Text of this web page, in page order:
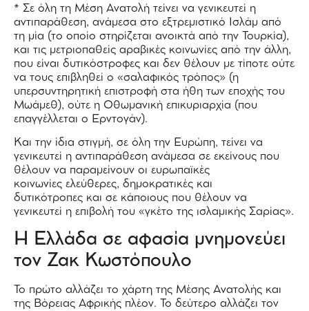
* Σε όλη τη Μέση Ανατολή τείνει να γενικευτεί η
αντιπαράθεση, ανάμεσα στο εξτρεμιστικό Ισλάμ από
τη μία (το οποίο στηρίζεται ανοικτά από την Τουρκία),
και τις μετριοπαθείς αραβικές κοινωνίες από την άλλη,
που είναι δυτικόστροφες και δεν θέλουν με τίποτε ούτε
να τους επιβληθεί ο «σαλαφικός τρόπος» (η
υπερσυντηρητική επιστροφή στα ήθη των εποχής του
Μωάμεθ), ούτε η Οθωμανική επικυριαρχία (που
επαγγέλλεται ο Ερντογάν).
Και την ίδια στιγμή, σε όλη την Ευρώπη, τείνει να
γενικευτεί η αντιπαράθεση ανάμεσα σε εκείνους που
θέλουν να παραμείνουν οι ευρωπαϊκές
κοινωνίες ελεύθερες, δημοκρατικές και
δυτικότροπες και σε κάποιους που θέλουν να
γενικευτεί η επιβολή του «γκέτο της ισλαμικής Σαρίας».
Η Ελλάδα σε αφασία μνημονεύει
τον Ζακ Κωστόπουλο
Το πρώτο αλλάζει το χάρτη της Μέσης Ανατολής και
της Βόρειας Αφρικής πλέον. Το δεύτερο αλλάζει τον